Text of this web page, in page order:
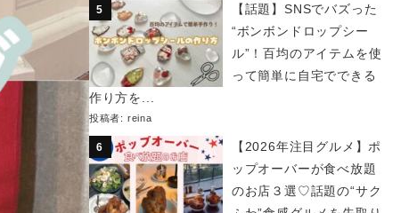
【話題】SNSでバズった
“ボンボンドロップシー
ル”！百均のアイテムを使
って簡単に自宅でできる
作り方を...
投稿者: reina
【2026年注目グルメ】ポ
ップオーバーが食べ放題
のお店３選♡話題の“サク